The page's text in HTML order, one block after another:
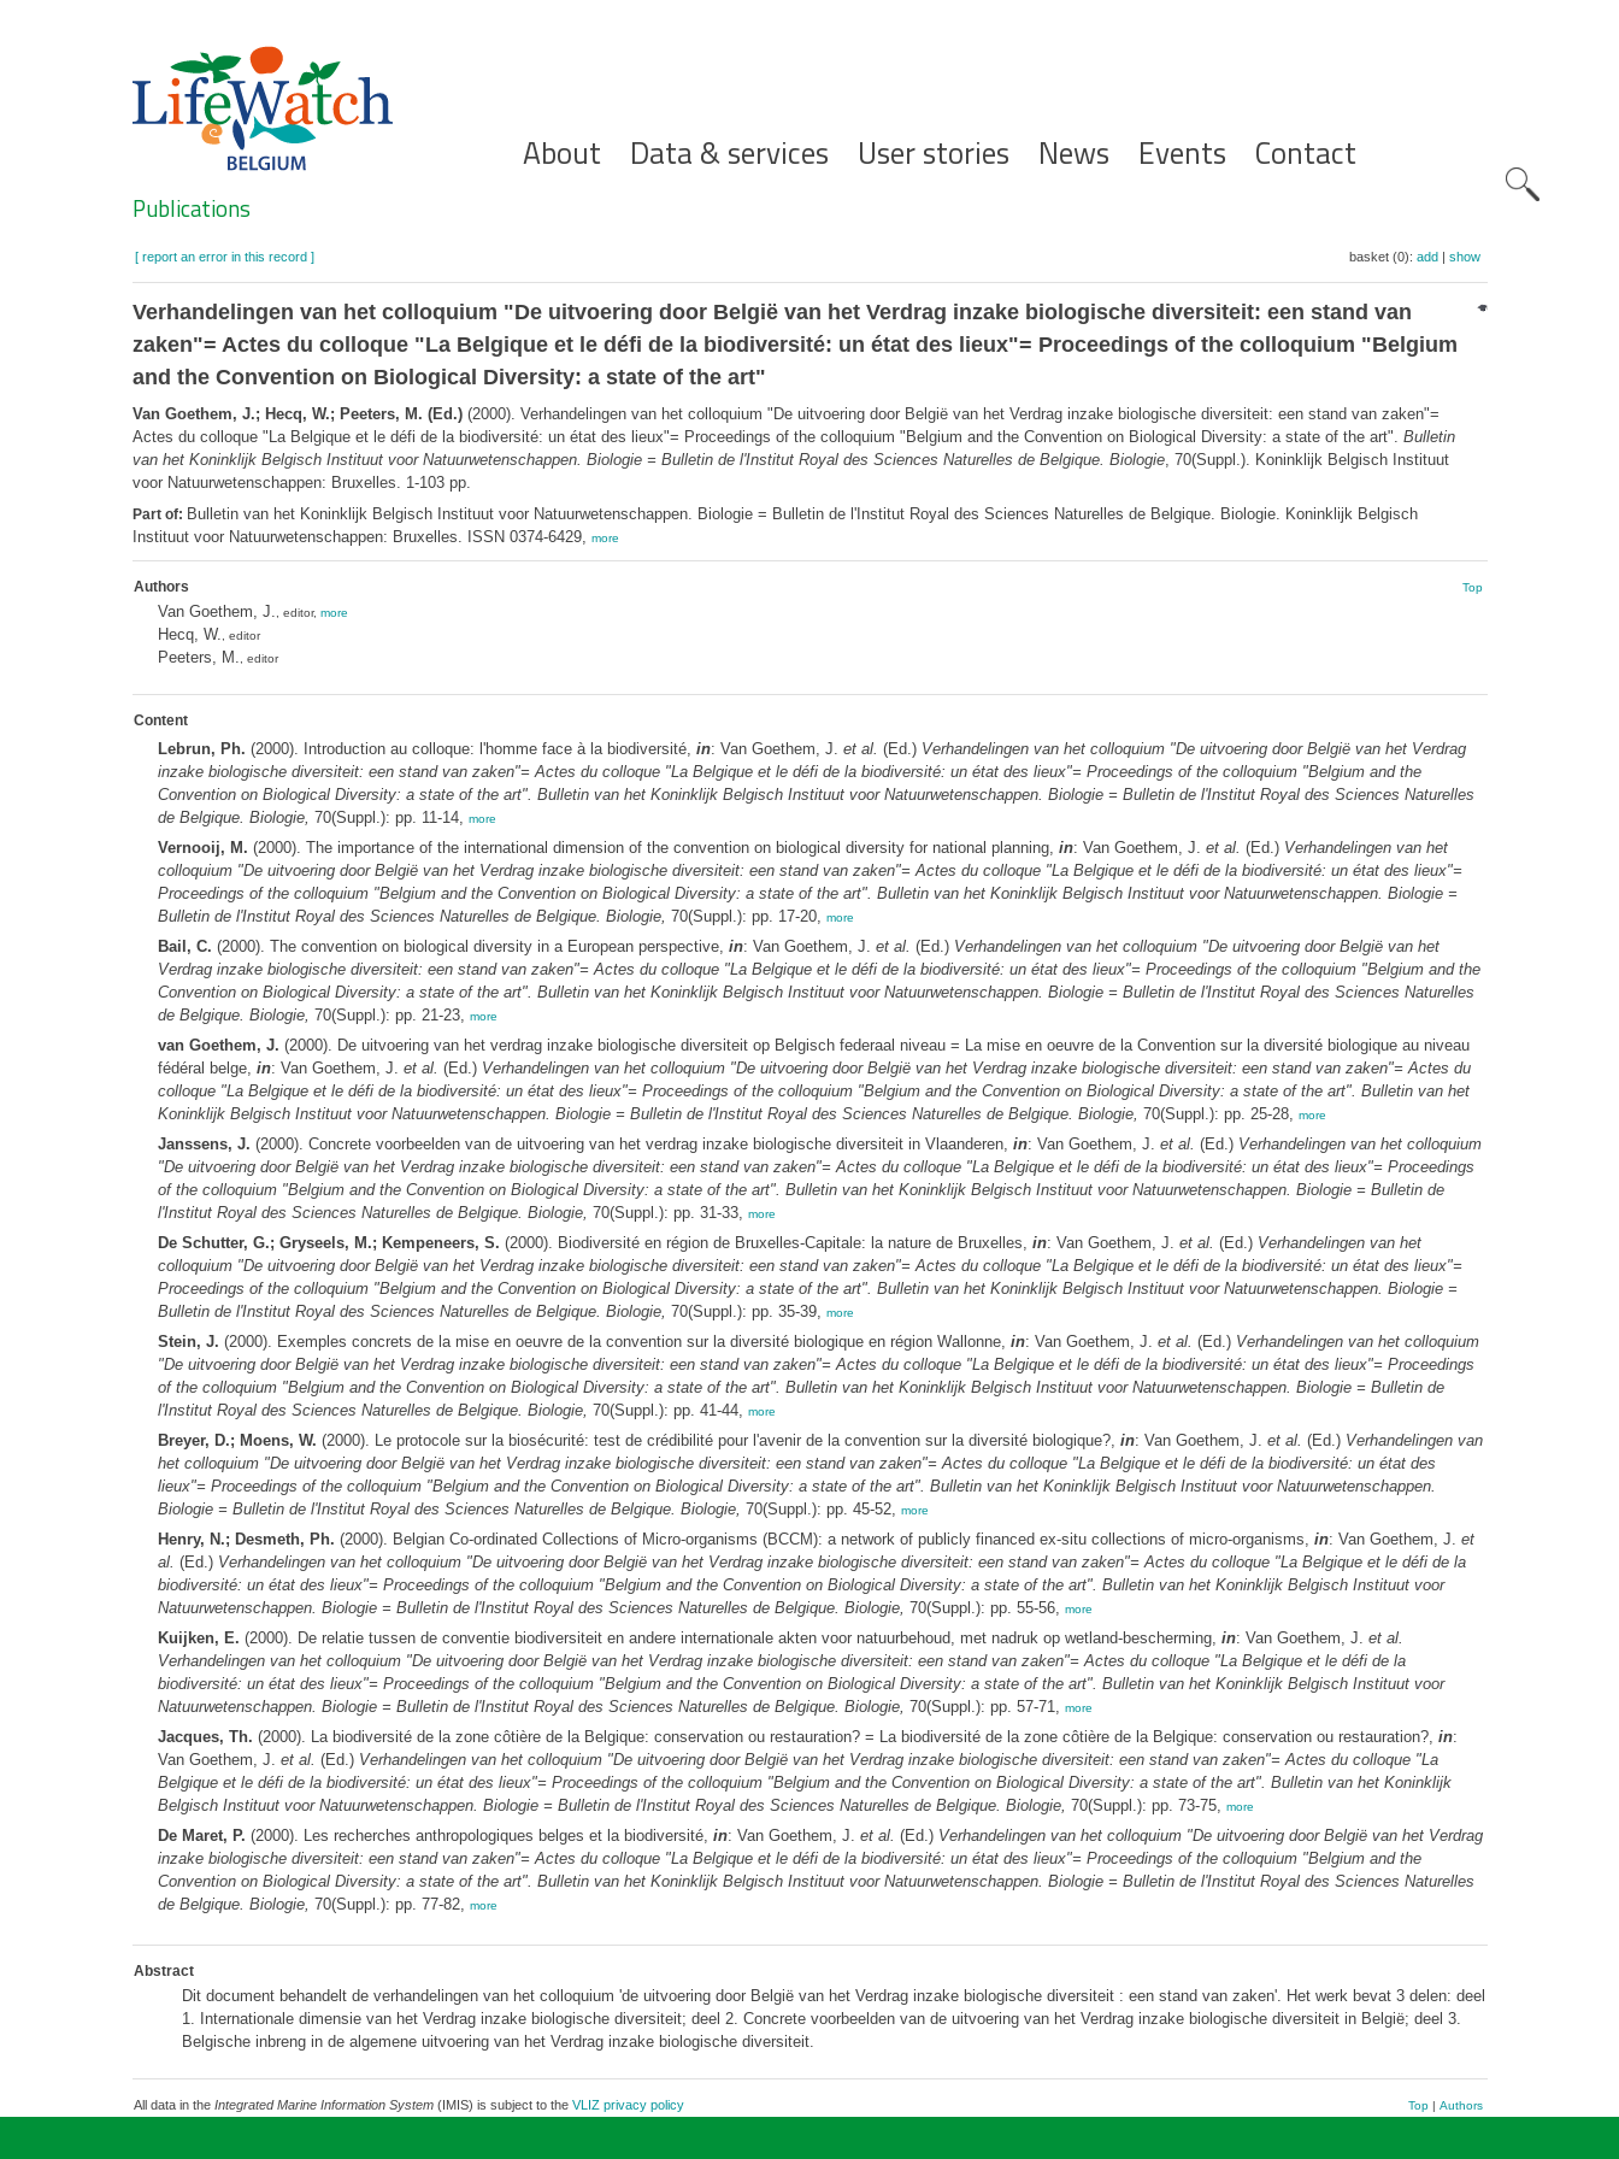
Hoofdnavigatie
About Data & services User stories News Events Contact
Search
Publications
[ report an error in this record ] basket (0): add| show
Verhandelingen van het colloquium "De uitvoering door België van het Verdrag inzake biologische diversiteit: een stand van
zaken"= Actes du colloque "La Belgique et le défi de la biodiversité: un état des lieux"= Proceedings of the colloquium "Belgium
and the Convention on Biological Diversity: a state of the art"
Van Goethem, J.; Hecq, W.; Peeters, M. (Ed.)(2000). Verhandelingen van het colloquium "De uitvoering door België van het Verdrag inzake biologische diversiteit: een stand van zaken"=
Actes du colloque "La Belgique et le défi de la biodiversité: un état des lieux"= Proceedings of the colloquium "Belgium and the Convention on Biological Diversity: a state of the art". Bulletin
van het Koninklijk Belgisch Instituut voor Natuurwetenschappen. Biologie = Bulletin de l'Institut Royal des Sciences Naturelles de Belgique. Biologie, 70(Suppl.). Koninklijk Belgisch Instituut
voor Natuurwetenschappen: Bruxelles. 1-103 pp.
Part of: Bulletin van het Koninklijk Belgisch Instituut voor Natuurwetenschappen. Biologie = Bulletin de l'Institut Royal des Sciences Naturelles de Belgique. Biologie. Koninklijk Belgisch
Instituut voor Natuurwetenschappen: Bruxelles. ISSN 0374-6429, more
Authors Top
Van Goethem, J. , editor, more
Hecq, W. , editor
Peeters, M. , editor
Content
Lebrun, Ph. (2000). Introduction au colloque: l'homme face à la biodiversité, in: Van Goethem, J. et al. (Ed.) Verhandelingen van het colloquium "De uitvoering door België van het Verdrag
inzake biologische diversiteit: een stand van zaken"= Actes du colloque "La Belgique et le défi de la biodiversité: un état des lieux"= Proceedings of the colloquium "Belgium and the
Convention on Biological Diversity: a state of the art". Bulletin van het Koninklijk Belgisch Instituut voor Natuurwetenschappen. Biologie = Bulletin de l'Institut Royal des Sciences Naturelles
de Belgique. Biologie, 70(Suppl.): pp. 11-14, more
Vernooij, M. (2000). The importance of the international dimension of the convention on biological diversity for national planning, in: Van Goethem, J. et al. (Ed.) Verhandelingen van het
colloquium "De uitvoering door België van het Verdrag inzake biologische diversiteit: een stand van zaken"= Actes du colloque "La Belgique et le défi de la biodiversité: un état des lieux"=
Proceedings of the colloquium "Belgium and the Convention on Biological Diversity: a state of the art". Bulletin van het Koninklijk Belgisch Instituut voor Natuurwetenschappen. Biologie =
Bulletin de l'Institut Royal des Sciences Naturelles de Belgique. Biologie, 70(Suppl.): pp. 17-20, more
Bail, C. (2000). The convention on biological diversity in a European perspective, in: Van Goethem, J. et al. (Ed.) Verhandelingen van het colloquium "De uitvoering door België van het
Verdrag inzake biologische diversiteit: een stand van zaken"= Actes du colloque "La Belgique et le défi de la biodiversité: un état des lieux"= Proceedings of the colloquium "Belgium and the
Convention on Biological Diversity: a state of the art". Bulletin van het Koninklijk Belgisch Instituut voor Natuurwetenschappen. Biologie = Bulletin de l'Institut Royal des Sciences Naturelles
de Belgique. Biologie, 70(Suppl.): pp. 21-23, more
van Goethem, J. (2000). De uitvoering van het verdrag inzake biologische diversiteit op Belgisch federaal niveau = La mise en oeuvre de la Convention sur la diversité biologique au niveau
fédéral belge, in: Van Goethem, J. et al. (Ed.) Verhandelingen van het colloquium "De uitvoering door België van het Verdrag inzake biologische diversiteit: een stand van zaken"= Actes du
colloque "La Belgique et le défi de la biodiversité: un état des lieux"= Proceedings of the colloquium "Belgium and the Convention on Biological Diversity: a state of the art". Bulletin van het
Koninklijk Belgisch Instituut voor Natuurwetenschappen. Biologie = Bulletin de l'Institut Royal des Sciences Naturelles de Belgique. Biologie, 70(Suppl.): pp. 25-28, more
Janssens, J. (2000). Concrete voorbeelden van de uitvoering van het verdrag inzake biologische diversiteit in Vlaanderen, in: Van Goethem, J. et al. (Ed.) Verhandelingen van het colloquium
"De uitvoering door België van het Verdrag inzake biologische diversiteit: een stand van zaken"= Actes du colloque "La Belgique et le défi de la biodiversité: un état des lieux"= Proceedings
of the colloquium "Belgium and the Convention on Biological Diversity: a state of the art". Bulletin van het Koninklijk Belgisch Instituut voor Natuurwetenschappen. Biologie = Bulletin de
l'Institut Royal des Sciences Naturelles de Belgique. Biologie, 70(Suppl.): pp. 31-33, more
De Schutter, G.; Gryseels, M.; Kempeneers, S. (2000). Biodiversité en région de Bruxelles-Capitale: la nature de Bruxelles, in: Van Goethem, J. et al. (Ed.) Verhandelingen van het
colloquium "De uitvoering door België van het Verdrag inzake biologische diversiteit: een stand van zaken"= Actes du colloque "La Belgique et le défi de la biodiversité: un état des lieux"=
Proceedings of the colloquium "Belgium and the Convention on Biological Diversity: a state of the art". Bulletin van het Koninklijk Belgisch Instituut voor Natuurwetenschappen. Biologie =
Bulletin de l'Institut Royal des Sciences Naturelles de Belgique. Biologie, 70(Suppl.): pp. 35-39, more
Stein, J. (2000). Exemples concrets de la mise en oeuvre de la convention sur la diversité biologique en région Wallonne, in: Van Goethem, J. et al. (Ed.) Verhandelingen van het colloquium
"De uitvoering door België van het Verdrag inzake biologische diversiteit: een stand van zaken"= Actes du colloque "La Belgique et le défi de la biodiversité: un état des lieux"= Proceedings
of the colloquium "Belgium and the Convention on Biological Diversity: a state of the art". Bulletin van het Koninklijk Belgisch Instituut voor Natuurwetenschappen. Biologie = Bulletin de
l'Institut Royal des Sciences Naturelles de Belgique. Biologie, 70(Suppl.): pp. 41-44, more
Breyer, D.; Moens, W. (2000). Le protocole sur la biosécurité: test de crédibilité pour l'avenir de la convention sur la diversité biologique?, in: Van Goethem, J. et al. (Ed.) Verhandelingen van
het colloquium "De uitvoering door België van het Verdrag inzake biologische diversiteit: een stand van zaken"= Actes du colloque "La Belgique et le défi de la biodiversité: un état des
lieux"= Proceedings of the colloquium "Belgium and the Convention on Biological Diversity: a state of the art". Bulletin van het Koninklijk Belgisch Instituut voor Natuurwetenschappen.
Biologie = Bulletin de l'Institut Royal des Sciences Naturelles de Belgique. Biologie, 70(Suppl.): pp. 45-52, more
Henry, N.; Desmeth, Ph. (2000). Belgian Co-ordinated Collections of Micro-organisms (BCCM): a network of publicly financed ex-situ collections of micro-organisms, in: Van Goethem, J. et
al. (Ed.) Verhandelingen van het colloquium "De uitvoering door België van het Verdrag inzake biologische diversiteit: een stand van zaken"= Actes du colloque "La Belgique et le défi de la
biodiversité: un état des lieux"= Proceedings of the colloquium "Belgium and the Convention on Biological Diversity: a state of the art". Bulletin van het Koninklijk Belgisch Instituut voor
Natuurwetenschappen. Biologie = Bulletin de l'Institut Royal des Sciences Naturelles de Belgique. Biologie, 70(Suppl.): pp. 55-56, more
Kuijken, E. (2000). De relatie tussen de conventie biodiversiteit en andere internationale akten voor natuurbehoud, met nadruk op wetland-bescherming, in: Van Goethem, J. et al.
Verhandelingen van het colloquium "De uitvoering door België van het Verdrag inzake biologische diversiteit: een stand van zaken"= Actes du colloque "La Belgique et le défi de la
biodiversité: un état des lieux"= Proceedings of the colloquium "Belgium and the Convention on Biological Diversity: a state of the art". Bulletin van het Koninklijk Belgisch Instituut voor
Natuurwetenschappen. Biologie = Bulletin de l'Institut Royal des Sciences Naturelles de Belgique. Biologie, 70(Suppl.): pp. 57-71, more
Jacques, Th. (2000). La biodiversité de la zone côtière de la Belgique: conservation ou restauration? = La biodiversité de la zone côtière de la Belgique: conservation ou restauration?, in:
Van Goethem, J. et al. (Ed.) Verhandelingen van het colloquium "De uitvoering door België van het Verdrag inzake biologische diversiteit: een stand van zaken"= Actes du colloque "La
Belgique et le défi de la biodiversité: un état des lieux"= Proceedings of the colloquium "Belgium and the Convention on Biological Diversity: a state of the art". Bulletin van het Koninklijk
Belgisch Instituut voor Natuurwetenschappen. Biologie = Bulletin de l'Institut Royal des Sciences Naturelles de Belgique. Biologie, 70(Suppl.): pp. 73-75, more
De Maret, P. (2000). Les recherches anthropologiques belges et la biodiversité, in: Van Goethem, J. et al. (Ed.) Verhandelingen van het colloquium "De uitvoering door België van het Verdrag
inzake biologische diversiteit: een stand van zaken"= Actes du colloque "La Belgique et le défi de la biodiversité: un état des lieux"= Proceedings of the colloquium "Belgium and the
Convention on Biological Diversity: a state of the art". Bulletin van het Koninklijk Belgisch Instituut voor Natuurwetenschappen. Biologie = Bulletin de l'Institut Royal des Sciences Naturelles
de Belgique. Biologie, 70(Suppl.): pp. 77-82, more
Abstract
Dit document behandelt de verhandelingen van het colloquium 'de uitvoering door België van het Verdrag inzake biologische diversiteit : een stand van zaken'. Het werk bevat 3 delen: deel
1. Internationale dimensie van het Verdrag inzake biologische diversiteit; deel 2. Concrete voorbeelden van de uitvoering van het Verdrag inzake biologische diversiteit in België; deel 3.
Belgische inbreng in de algemene uitvoering van het Verdrag inzake biologische diversiteit.
All data in the Integrated Marine Information System(IMIS) is subject to the VLIZ privacy policy Top| Authors